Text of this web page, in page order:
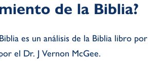
de la Biblia?
es un análisis de la Biblia libro por
el Dr. J Vernon McGee.